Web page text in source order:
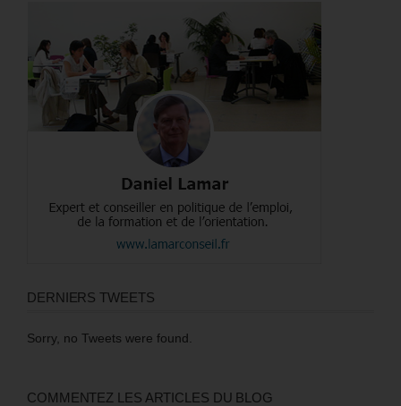
DERNIERS TWEETS
Sorry, no Tweets were found.
COMMENTEZ LES ARTICLES DU BLOG